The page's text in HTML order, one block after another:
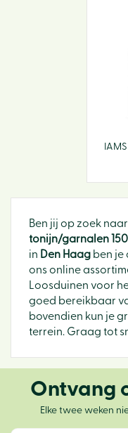
Ben jij op zoek naar
tonijn/garnalen
in Den Haag ben je
ons online
Loosduinen voor
goed bereikbaar
bovendien kun je
terrein. Graag tot
Ontvang
Elke twee weken